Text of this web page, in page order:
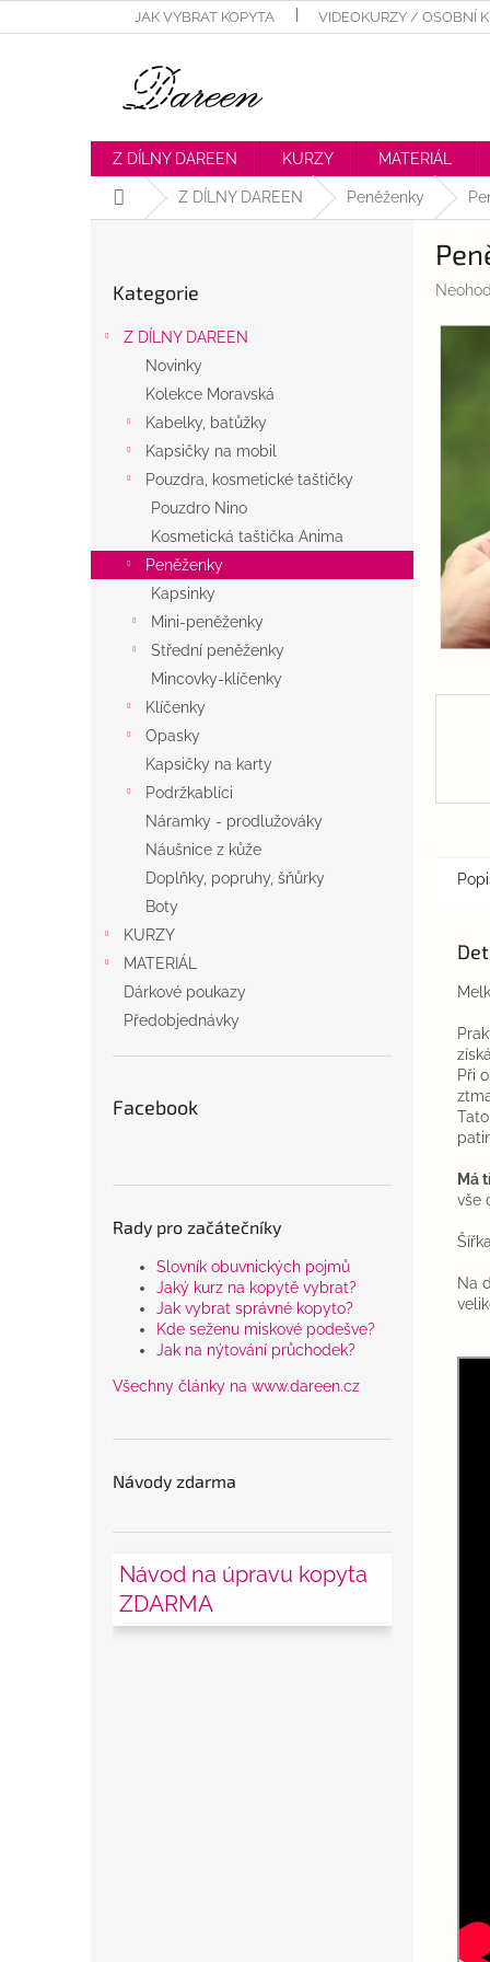
na
JAK VYBRAT KOPYTA VIDEOKURZY / OSOBNÍ
Z DÍLNY DAREEN KURZY MATERIÁL
Domů Z DÍLNY DAREEN Peněženky
l
kategorie
Kategorie
Z DÍLNY DAREEN
Novinky
Kolekce Moravská
Kabelky, batůžky
Kapsičky na mobil
Pouzdra, kosmetické taštičky
Pouzdro Nino
Kosmetická taštička Anima
Peněženky
Kapsinky
Mini-peněženky
Střední peněženky
Mincovky-klíčenky
Klíčenky
Opasky
Kapsičky na karty
Podržkablíci
Náramky - prodlužováky
Náušnice z kůže
Doplňky, popruhy, šňůrky
Boty
KURZY
MATERIÁL
Dárkové poukazy
Předobjednávky
Facebook
Rady pro začátečníky
Slovník obuvnických pojmů
Jaký kurz na kopytě vybrat?
Jak vybrat správné kopyto?
Kde seženu miskové podešve?
Jak na nýtování průchodek?
Všechny články na www.dareen.cz
Návody zdarma
Návod na úpravu kopyta
ZDARMA
Při
Má
vše
Na